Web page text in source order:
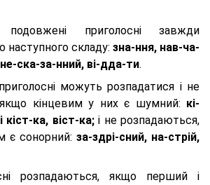
приголосні завжди
наступного складу: зна-ння, нав-ча-
ска-за-нний, ві-дда-ти.
можуть розпадатися і не
якщо кінцевим у них є шумний: кі-
кіст-ка, віст-ка;і не розпадаються,
є сонорний: за-здрі-сний, на-стрій,
розпадаються, якщо перший і